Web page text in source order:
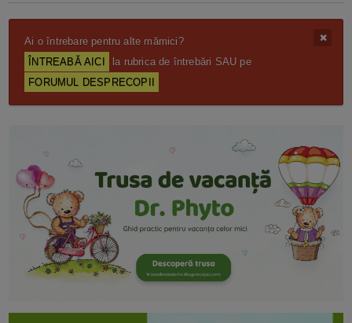
Ai o întrebare pentru alte mămici?
ÎNTREABĂ AICI
la rubrica de întrebări SAU pe
FORUMUL DESPRECOPII